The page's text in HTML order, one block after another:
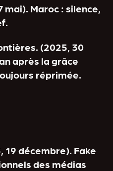
mai). Maroc : silence,
(2025, 30
après la grâce
réprimée.
19 décembre). Fake
des médias